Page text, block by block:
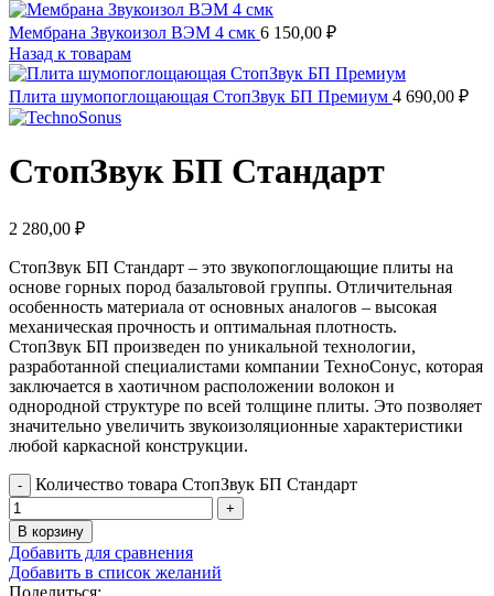
Мембрана Звукоизол ВЭМ 4 смк 6 150,00 ₽
Назад к товарам
Плита шумопоглощающая СтопЗвук БП Премиум 4 690,00 ₽
СтопЗвук БП Стандарт
2 280,00 ₽
СтопЗвук БП Стандарт – это звукопоглощающие плиты на
основе горных пород базальтовой группы. Отличительная
особенность материала от основных аналогов – высокая
механическая прочность и оптимальная плотность.
СтопЗвук БП произведен по уникальной технологии,
разработанной специалистами компании ТехноСонус, которая
заключается в хаотичном расположении волокон и
однородной структуре по всей толщине плиты. Это позволяет
значительно увеличить звукоизоляционные характеристики
любой каркасной конструкции.
Количество товара СтопЗвук БП Стандарт
В корзину
Добавить для сравнения
Добавить в список желаний
Поделиться: